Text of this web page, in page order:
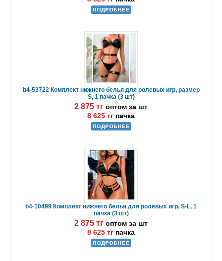
b4-53722 Комплект нижнего белья для ролевых игр, размер
S, 1 пачка (3 шт)
2 875 тг оптом за шт
8 625 тг пачка
b4-10499 Комплект нижнего белья для ролевых игр, S-L, 1
пачка (3 шт)
2 875 тг оптом за шт
8 625 тг пачка